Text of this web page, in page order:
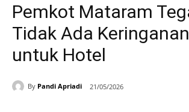
Pemkot Mataram
Tidak Ada
untuk Hotel
By Pandi Apriadi 21/05/2026